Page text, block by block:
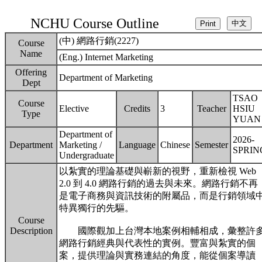
NCHU Course Outline
Course
Name
(中) 網路行銷(2227)
(Eng.) Internet Marketing
Offering
Dept
Department of Marketing
Course
Type
Elective Credits 3 Teacher
TSAO
HSIU
YUAN
Department
Department of
Marketing /
Undergraduate
Language Chinese Semester
2026-
Course
Description
以紮實的理論基礎與嶄新的視野，重新檢視 Web
2.0 到 4.0 網路行銷的過去與未來。網路行銷不再
是電子商務與資訊技術的附屬品，而是行銷領域
特異獨行的先驅。
國際觀加上台灣本地案例相輔相成，彙整許
網路行銷經典與代表性的實例。豐富與紮實的個
案，提供理論與實務連結的角度，能從個案導讀